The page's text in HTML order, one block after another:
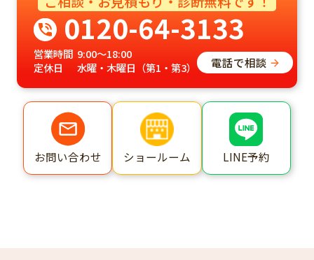
0120-64-3133
営業時間 9:00～18:00
定休日
水曜・木曜日（第1・第3） 電話で相談
お問い合わせ ショールーム LINE予約